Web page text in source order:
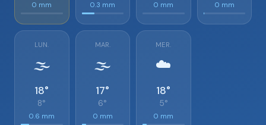
0 mm 0.3 mm 0 mm 0 mm
LUN.
🌫️
18°
8°
0.6 mm
MAR.
🌫️
17°
6°
0 mm
MER.
☁️
18°
5°
0 mm